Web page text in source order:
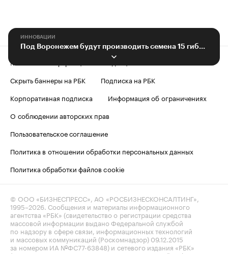
ИННОВАЦИИ
Контактная информация
Редакция
Скрыть баннеры на РБК
Подписка на РБК
Корпоративная подписка
Информация об ограничениях
О соблюдении авторских прав
Пользовательское соглашение
Политика в отношении обработки персональных данных
Политика обработки файлов cookie
© ООО «БИЗНЕСПРЕСС», АО «РОСБИЗНЕСКОНСАЛТИНГ»,
1995–2026 . Сообщения и материалы информационного
агентства «РБК» (свидетельство о регистрации средства
массовой информации выдано Федеральной службой
по надзору в сфере связи, информационных технологий
и массовых коммуникаций (Роскомнадзор) 09.12.2015
за номером ИА №ФС77-63848) и сетевого издания «РБК»